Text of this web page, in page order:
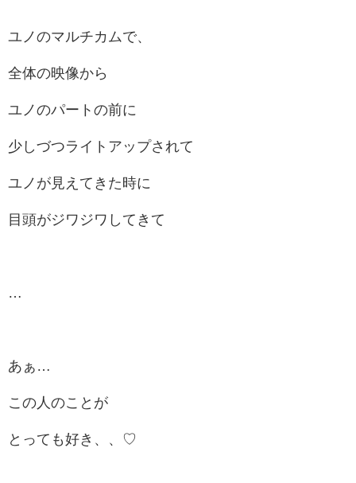
ユノのマルチカムで、
全体の映像から
ユノのパートの前に
少しづつライトアップされて
ユノが見えてきた時に
目頭がジワジワしてきて
あぁ…
この人のことが
とっても好き、、♡